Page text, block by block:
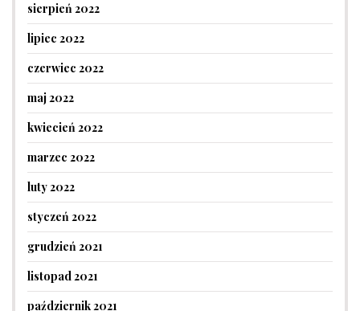
sierpień 2022
lipiec 2022
czerwiec 2022
maj 2022
kwiecień 2022
marzec 2022
luty 2022
styczeń 2022
grudzień 2021
listopad 2021
październik 2021